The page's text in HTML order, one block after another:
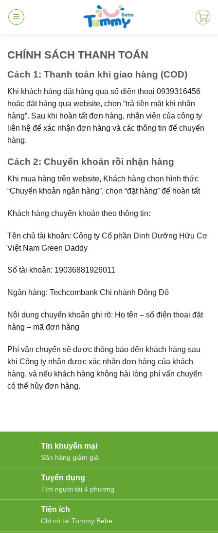
CHÍNH SÁCH THANH TOÁN
Cách 1: Thanh toán khi giao hàng (COD)
Khi khách hàng đặt hàng qua số điện thoại 0939316456
hoặc đặt hàng qua website, chọn “trả tiền mặt khi nhận
hàng”. Sau khi hoàn tất đơn hàng, nhân viên của công ty
liên hệ để xác nhận đơn hàng và các thông tin để chuyển
hàng.
Cách 2: Chuyển khoản rồi nhận hàng
Khi mua hàng trên website, Khách hàng chọn hình thức
“Chuyển khoản ngân hàng”, chọn “đặt hàng” để hoàn tất
Khách hàng chuyển khoản theo thông tin:
Tên chủ tài khoản: Công ty Cổ phần Dinh Dưỡng Hữu Cơ
Việt Nam Green Daddy
Số tài khoản: 19036881926011
Ngân hàng: Techcombank Chi nhánh Đông Đô
Nội dung chuyển khoản ghi rõ: Họ tên – số điện thoại đặt
hàng – mã đơn hàng
Phí vận chuyển sẽ được thông báo đến khách hàng sau
khi Công ty nhận được xác nhận đơn hàng của khách
hàng, và nếu khách hàng không hài lòng phí vấn chuyển
có thể hủy đơn hàng.
Tin khuyến mại
Săn hàng giảm giá
Tuyển dụng
Tìm người tài 4 phương
Tiện ích
Chỉ có tại Tummy Bebe